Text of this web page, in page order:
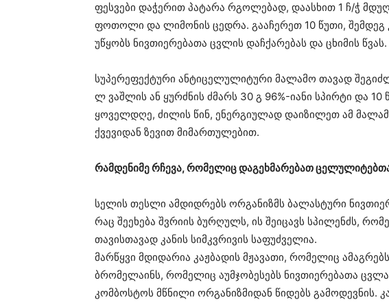
ფესვები დაჭერით პატარა რგოლებად, დაასხით 1 ჩ/ჭ
ფოთოლი და ლიმონის ცედრა. გააჩერეთ 10 წუთი, შემდეგ
უწყობს ნივთიერებათა ცვლის დაჩქარებას და ცხიმის წვას.
სუპერეფექტური ანტიცელულიტური მალამო თავად
ლ ვაშლის ან ყურძნის ძმარს 30 გ 96%-იანი სპირტი და 10
ყოველდღე, ძილის წინ, ენერგიულად დაიზილეთ ამ
ქვევიდან ზევით მიმართულებით.
რამდენიმე რჩევა, რომელიც დაგეხმარებათ
სელის თესლი ამდიდრებს ორგანიზმს ბალასტური
რაც შეეხება შვრიის ბურღულს, ის შეიცავს სპილენძს,
თავისთავად კანის სიმკვრივის საფუძველია.
მარწყვი მდიდარია კაჟბადის მჟავათი, რომელიც
ბრომელაინს, რომელიც აუმჯობესებს ნივთიერებათა
კომბოსტოს მწნილი ორგანიზმიდან წიდებს გამოდევნის.